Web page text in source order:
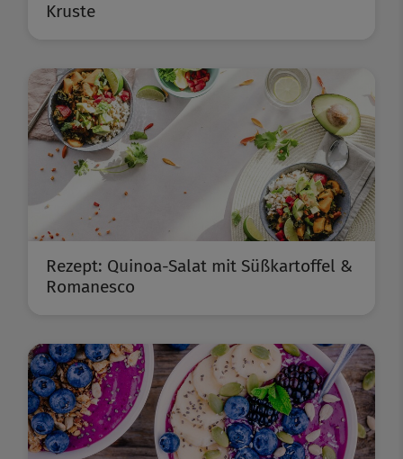
Kruste
Rezept: Quinoa-Salat mit Süßkartoffel &
Romanesco